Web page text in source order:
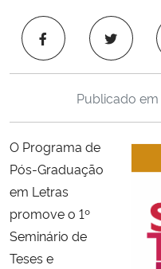
Ministério da Educação
Ministério de Minas e Energia
Ministério da Ciência, Tecnologia,
Ministério do Meio Ambiente
Publicado em
O Programa de
Pós-Graduação
em Letras
promove o 1º
Seminário de
Teses e